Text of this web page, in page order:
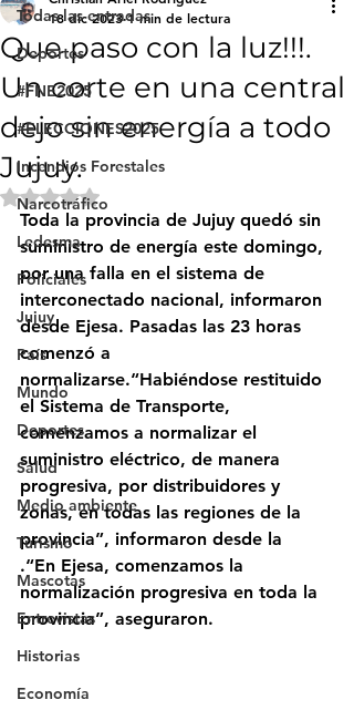
Todas las entradas
Deportes
#FNE2025
#ELECCIONES2025
Incendios Forestales
Narcotráfico
Ledesma
Policiales
Jujuy
País
Mundo
Deportes
Salud
Medio ambiente
Turismo
Mascotas
Entrevistas
Historias
Economía
Que paso con la luz!!!.
Un corte en una central
dejo sin energía a todo
Jujuy.
18 dic 2023 1 min de lectura
Obtuvo NaN de 5 estrellas.
Toda la provincia de Jujuy quedó sin
suministro de energía este domingo,
por una falla en el sistema de
interconectado nacional, informaron
desde Ejesa. Pasadas las 23 horas
comenzó a
normalizarse.“Habiéndose restituido
el Sistema de Transporte,
comenzamos a normalizar el
suministro eléctrico, de manera
progresiva, por distribuidores y
zonas, en todas las regiones de la
provincia”, informaron desde la
.“En Ejesa, comenzamos la
normalización progresiva en toda la
provincia”, aseguraron.